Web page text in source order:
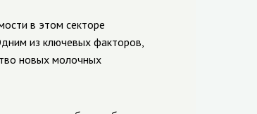
в этом секторе
из ключевых факторов,
новых молочных